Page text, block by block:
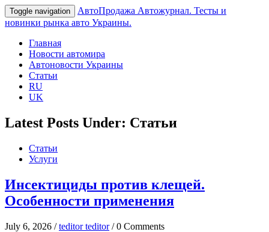
Toggle navigation АвтоПродажа Автожурнал. Тесты и
новинки рынка авто Украины.
Главная
Новости автомира
Автоновости Украины
Статьи
RU
UK
Latest Posts Under: Статьи
Статьи
Услуги
Инсектициды против клещей.
Особенности применения
July 6, 2026 /teditor teditor/ 0 Comments